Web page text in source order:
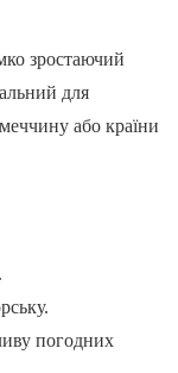
зростаючий
для
або країни
.
погодних